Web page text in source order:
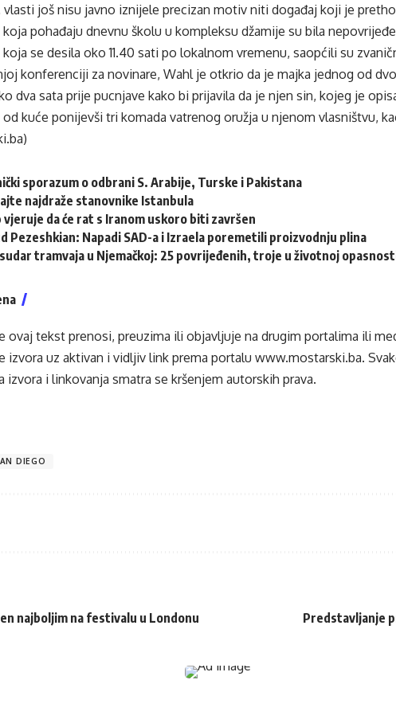
vlasti još nisu javno iznijele precizan motiv niti događaj koji je
koja pohađaju dnevnu školu u kompleksu džamije su bila
se desila oko 11.40 sati po lokalnom vremenu, saopćili su
konferenciji za novinare, Wahl je otkrio da je majka jednog od
dva sata prije pucnjave kako bi prijavila da je njen sin, kojeg je
kuće ponijevši tri komada vatrenog oružja u njenom vlasništvu,
sporazum o odbrani S. Arabije, Turske i Pakistana
najdraže stanovnike Istanbula
vjeruje da će rat s Iranom uskoro biti završen
Pezeshkian: Napadi SAD-a i Izraela poremetili proizvodnju plina
tramvaja u Njemačkoj: 25 povrijeđenih, troje u životnoj
ovaj tekst prenosi, preuzima ili objavljuje na drugim portalima ili
izvora uz aktivan i vidljiv link prema portalu www.mostarski.ba.
izvora i linkovanja smatra se kršenjem autorskih prava.
DIEGO
najboljim na festivalu u Londonu Predstavljanje